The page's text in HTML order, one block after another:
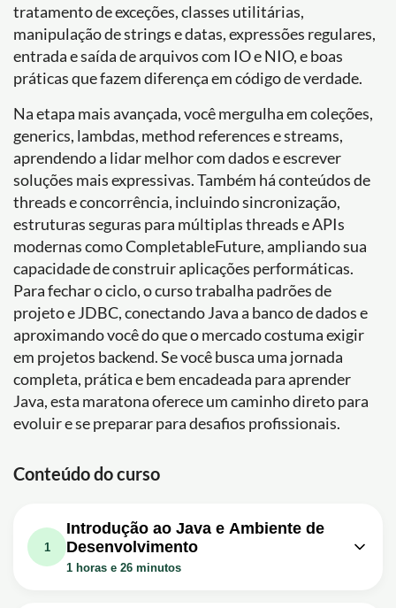
tratamento de exceções, classes utilitárias,
manipulação de strings e datas, expressões regulares,
entrada e saída de arquivos com IO e NIO, e boas
práticas que fazem diferença em código de verdade.
Na etapa mais avançada, você mergulha em coleções,
generics, lambdas, method references e streams,
aprendendo a lidar melhor com dados e escrever
soluções mais expressivas. Também há conteúdos de
threads e concorrência, incluindo sincronização,
estruturas seguras para múltiplas threads e APIs
modernas como CompletableFuture, ampliando sua
capacidade de construir aplicações performáticas.
Para fechar o ciclo, o curso trabalha padrões de
projeto e JDBC, conectando Java a banco de dados e
aproximando você do que o mercado costuma exigir
em projetos backend. Se você busca uma jornada
completa, prática e bem encadeada para aprender
Java, esta maratona oferece um caminho direto para
evoluir e se preparar para desafios profissionais.
Conteúdo do curso
1
Introdução ao Java e Ambiente de
Desenvolvimento
1 horas e 26 minutos